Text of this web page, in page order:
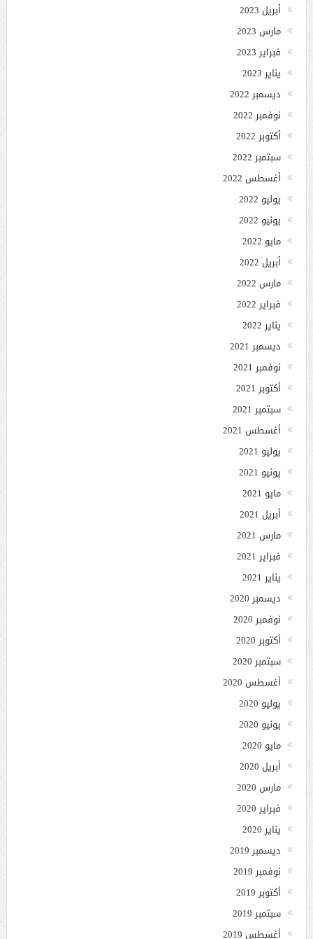
أبريل 2023
مارس 2023
فبراير 2023
يناير 2023
ديسمبر 2022
نوفمبر 2022
أكتوبر 2022
سبتمبر 2022
أغسطس 2022
يوليو 2022
يونيو 2022
مايو 2022
أبريل 2022
مارس 2022
فبراير 2022
يناير 2022
ديسمبر 2021
نوفمبر 2021
أكتوبر 2021
سبتمبر 2021
أغسطس 2021
يوليو 2021
يونيو 2021
مايو 2021
أبريل 2021
مارس 2021
فبراير 2021
يناير 2021
ديسمبر 2020
نوفمبر 2020
أكتوبر 2020
سبتمبر 2020
أغسطس 2020
يوليو 2020
يونيو 2020
مايو 2020
أبريل 2020
مارس 2020
فبراير 2020
يناير 2020
ديسمبر 2019
نوفمبر 2019
أكتوبر 2019
سبتمبر 2019
أغسطس 2019